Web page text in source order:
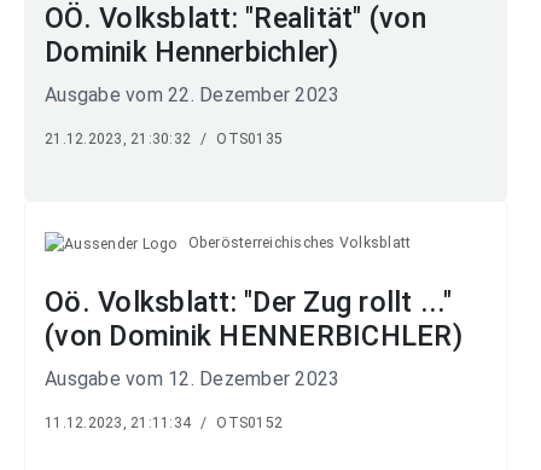
OÖ. Volksblatt: "Realität" (von
Dominik Hennerbichler)
Ausgabe vom 22. Dezember 2023
21.12.2023, 21:30:32 / OTS0135
Oberösterreichisches Volksblatt
Oö. Volksblatt: "Der Zug rollt ..."
(von Dominik HENNERBICHLER)
Ausgabe vom 12. Dezember 2023
11.12.2023, 21:11:34 / OTS0152